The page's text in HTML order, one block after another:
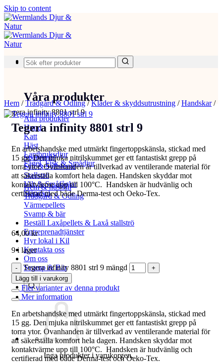
Skip to content
Produkter
Våra produkter
Alla produkter
Hund
Katt
Häst
Lantbruksdjur
Fågel, Fisk & Smådjur
Spannmål
Salt & Saltstenar
Stallströ
Vilt & Småfåglar
Stängsel
Hem & hushåll
Trädgård & Odling
Värmepellets
Svamp & bär
Beställ Laxåpellets & Laxå stallströ
Entreprenadtjänster
Hyr lokal i Kil
Kontakta oss
Om oss
Svamp & Bär
Inga produkter i varukorgen.
Hem /Trädgård & Odling/Kläder & skyddsutrustning /Handskar/
Tegera infinity 8801 strl 9
Tegera infinity 8801 strl 9
En arbetshandske med utmärkt fingertoppskänsla, stickad med
15 gg. Den mjuka nitrilskummet ger ett fantastiskt grepp på
torra ytor. Ovanhanden är tillverkad av ventilerande material för
att säkerställa komfort hela dagen. Handsken skyddar mot
kontaktvärme upp till 100°C. Handsken är hudvänlig och
certifierad med både Derma-test och Oeko-Tex.
64,00kr
9 i lager
Tegera infinity 8801 strl 9 mängd
Lägg till i varukorg
Fler varianter av denna produkt
Mer information
En arbetshandske med utmärkt fingertoppskänsla, stickad med
15 gg. Den mjuka nitrilskummet ger ett fantastiskt grepp på
torra ytor. Ovanhanden är tillverkad av ventilerande material för
att säkerställa komfort hela dagen. Handsken skyddar mot
kontaktvärme upp till 100°C. Handsken är hudvänlig och
certifierad med både Derma-test och Oeko-Tex.